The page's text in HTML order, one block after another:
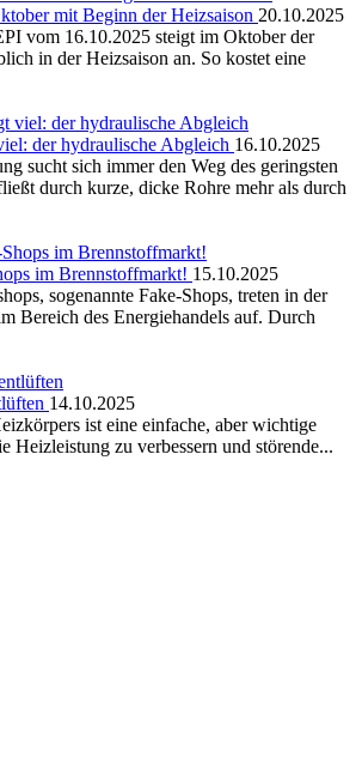
mit Beginn der Heizsaison 20.10.2025
vom 16.10.2025 steigt im Oktober der
in der Heizsaison an. So kostet eine
der hydraulische Abgleich 16.10.2025
sucht sich immer den Weg des geringsten
durch kurze, dicke Rohre mehr als durch
im Brennstoffmarkt! 15.10.2025
sogenannte Fake-Shops, treten in der
Bereich des Energiehandels auf. Durch
14.10.2025
ist eine einfache, aber wichtige
Heizleistung zu verbessern und störende...